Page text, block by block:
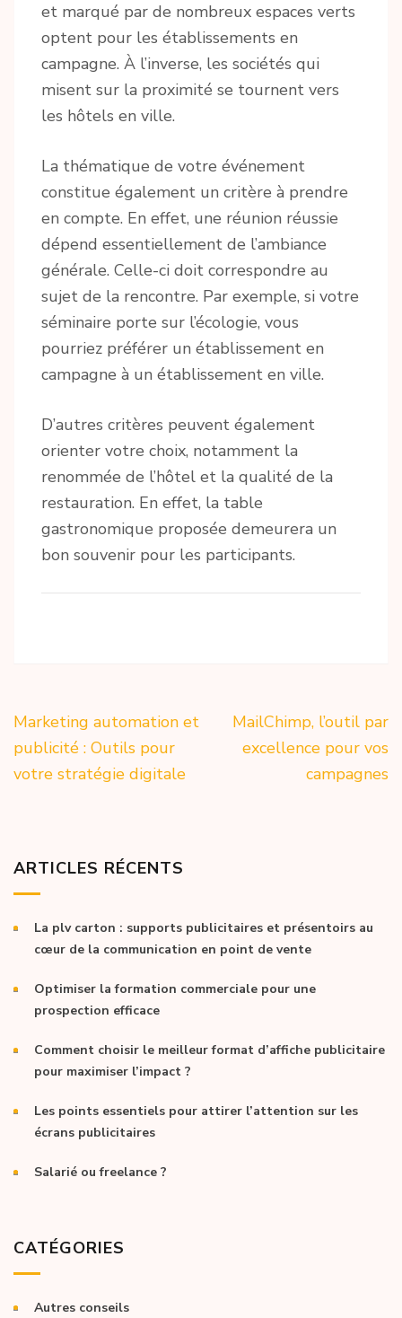
et marqué par de nombreux espaces verts
optent pour les établissements en
campagne. À l’inverse, les sociétés qui
misent sur la proximité se tournent vers
les hôtels en ville.
La thématique de votre événement
constitue également un critère à prendre
en compte. En effet, une réunion réussie
dépend essentiellement de l’ambiance
générale. Celle-ci doit correspondre au
sujet de la rencontre. Par exemple, si votre
séminaire porte sur l’écologie, vous
pourriez préférer un établissement en
campagne à un établissement en ville.
D’autres critères peuvent également
orienter votre choix, notamment la
renommée de l’hôtel et la qualité de la
restauration. En effet, la table
gastronomique proposée demeurera un
bon souvenir pour les participants.
Navigation
de
l’article
Marketing automation et
publicité : Outils pour
votre stratégie digitale
MailChimp, l’outil par
excellence pour vos
campagnes
ARTICLES RÉCENTS
La plv carton : supports publicitaires et présentoirs au
cœur de la communication en point de vente
Optimiser la formation commerciale pour une
prospection efficace
Comment choisir le meilleur format d’affiche publicitaire
pour maximiser l’impact ?
Les points essentiels pour attirer l’attention sur les
écrans publicitaires
Salarié ou freelance ?
CATÉGORIES
Autres conseils